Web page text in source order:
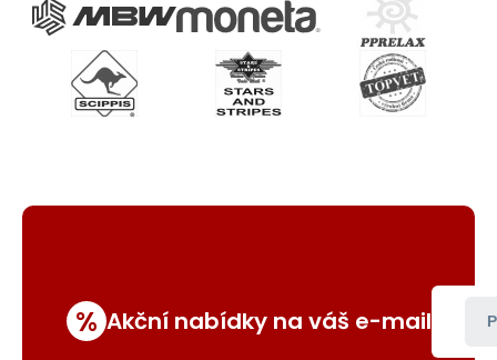
% Akční nabídky na váš e-mail